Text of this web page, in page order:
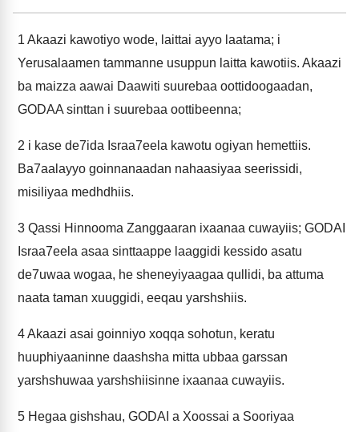
1 Akaazi kawotiyo wode, laittai ayyo laatama; i
Yerusalaamen tammanne usuppun laitta kawotiis. Akaazi
ba maizza aawai Daawiti suurebaa oottidoogaadan,
GODAA sinttan i suurebaa oottibeenna;
2 i kase de7ida Israa7eela kawotu ogiyan hemettiis.
Ba7aalayyo goinnanaadan nahaasiyaa seerissidi,
misiliyaa medhdhiis.
3 Qassi Hinnooma Zanggaaran ixaanaa cuwayiis; GODAI
Israa7eela asaa sinttaappe laaggidi kessido asatu
de7uwaa wogaa, he sheneyiyaagaa qullidi, ba attuma
naata taman xuuggidi, eeqau yarshshiis.
4Akaazi asai goinniyo xoqqa sohotun, keratu
huuphiyaaninne daashsha mitta ubbaa garssan
yarshshuwaa yarshshiisinne ixaanaa cuwayiis.
5 Hegaa gishshau, GODAI a Xoossai a Sooriyaa